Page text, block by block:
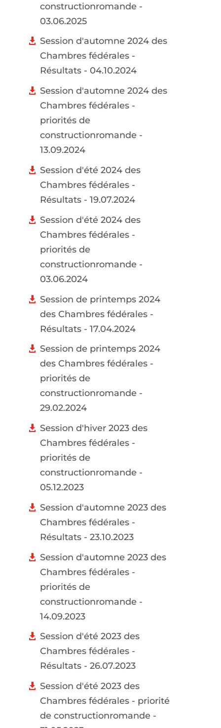
constructionromande -
03.06.2025
Session d'automne 2024 des
Chambres fédérales -
Résultats - 04.10.2024
Session d'automne 2024 des
Chambres fédérales -
priorités de
constructionromande -
13.09.2024
Session d'été 2024 des
Chambres fédérales -
Résultats - 19.07.2024
Session d'été 2024 des
Chambres fédérales -
priorités de
constructionromande -
03.06.2024
Session de printemps 2024
des Chambres fédérales -
Résultats - 17.04.2024
Session de printemps 2024
des Chambres fédérales -
priorités de
constructionromande -
29.02.2024
Session d'hiver 2023 des
Chambres fédérales -
priorités de
constructionromande -
05.12.2023
Session d'automne 2023 des
Chambres fédérales -
Résultats - 23.10.2023
Session d'automne 2023 des
Chambres fédérales -
priorités de
constructionromande -
14.09.2023
Session d'été 2023 des
Chambres fédérales -
Résultats - 26.07.2023
Session d'été 2023 des
Chambres fédérales - priorité
de constructionromande -